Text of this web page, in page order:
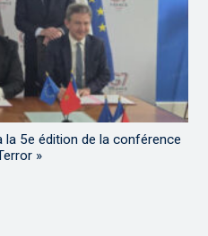
la 5e édition de la conférence
»